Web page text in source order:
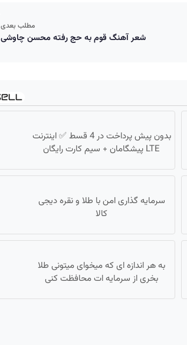
مطلب بعدی
شعر آهنگ قوم به حج رفته محسن چاوشی
بدون پیش پرداخت در 4 قسط ✅ اینترنت
LTE پیشگامان + سیم کارت رایگان
سرمایه گذاری امن با طلا و نقره دیجی
کالا
به هر اندازه ای که میخوای میتونی طلا
بخری از سرمایه ات محافظت کنی